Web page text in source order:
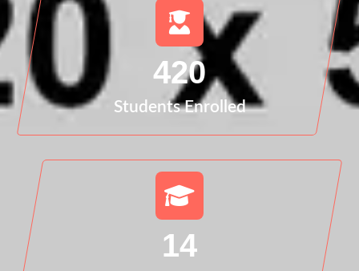
420
Students Enrolled
14